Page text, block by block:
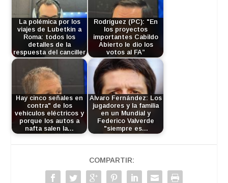
La polémica por los
viajes de Lubetkin a
Roma: todos los
detalles de la
respuesta del canciller
Rodríguez (PC): "En
los proyectos
importantes Cabildo
Abierto le dio los
votos al FA”
Hay cinco señales en
contra" de los
vehículos eléctricos y
porque los autos a
nafta salen la…
Alvaro Fernández: Los
jugadores y la familia
en un Mundial y
Federico Valverde
"siempre es…
COMPARTIR: